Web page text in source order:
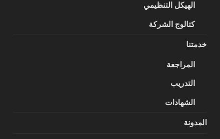
الهيكل التنظيمي
كتالوج الشركة
خدمتنا
المراجعة
التدريب
الشهادات
المدونة